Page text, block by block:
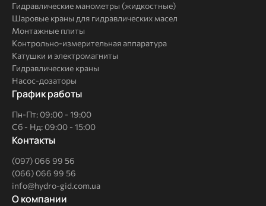
Гидравлические манометры (жидкостные)
Шаровые краны для гидравлических масел
Монтажные плиты
Контрольно-измерительная аппаратура
Катушки и электромагниты
Гидравлические краны
Насос-дозаторы
График работы
Пн-Пт: 09:00 - 19:00
Сб - Нд: 09:00 - 15:00
Контакты
(097) 066 99 56
(066) 066 99 56
info@hydro-gid.com.ua
О
О компании